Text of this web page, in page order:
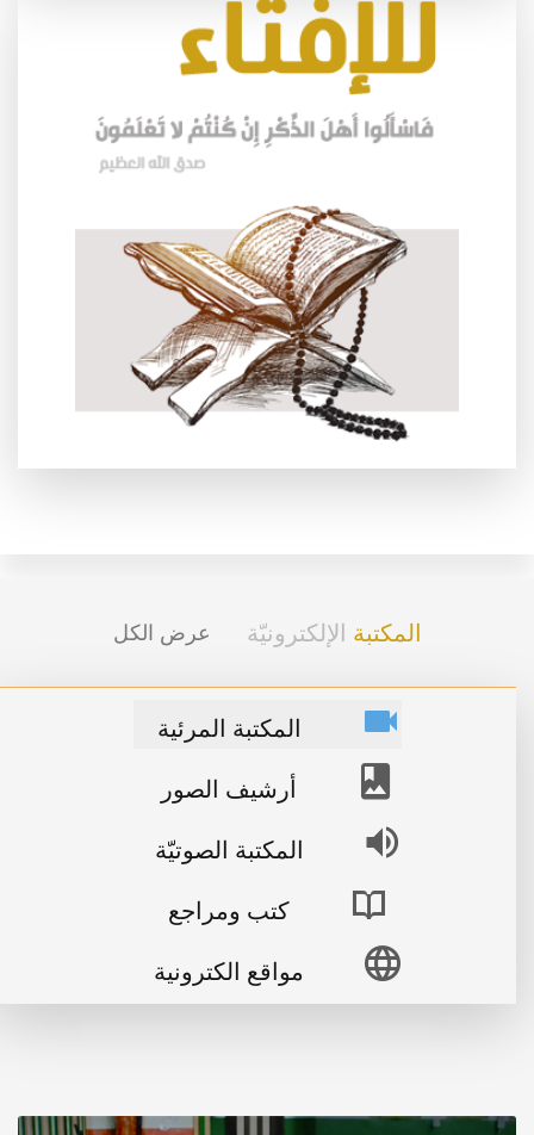
المكتبة الإلكترونيّة عرض الكل
المكتبة المرئية
أرشيف الصور
المكتبة الصوتيّة
كتب ومراجع
مواقع الكترونية